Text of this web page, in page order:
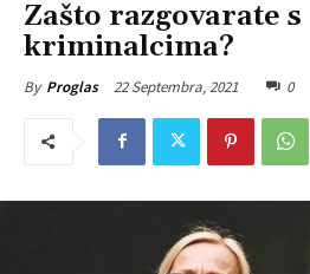
Zašto razgovarate s
kriminalcima?
By Proglas 22 Septembra, 2021 0